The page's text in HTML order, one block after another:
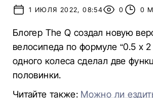
1 ИЮЛЯ 2022, 08:54 0 0
Блогер The Q создал новую
велосипеда по формуле “0.5 х 2
одного колеса сделал две
половинки.
Читайте также: Можно ли